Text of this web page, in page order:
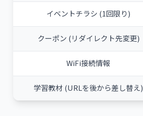
イベントチラシ (1回限り)
クーポン (リダイレクト先変更)
WiFi接続情報
学習教材 (URLを後から差し替え)